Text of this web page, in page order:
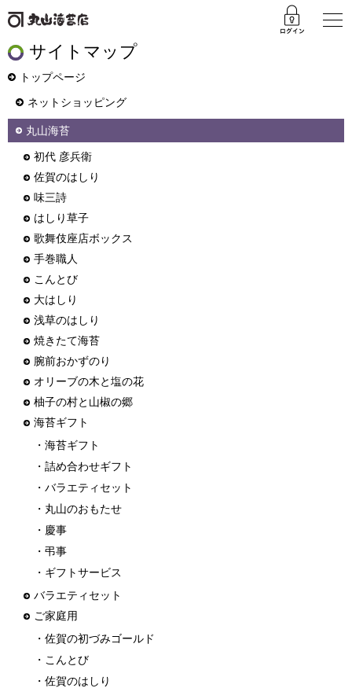
サイトマップ
トップページ
ネットショッピング
丸山海苔
初代 彦兵衛
佐賀のはしり
味三詩
はしり草子
歌舞伎座店ボックス
手巻職人
こんとび
大はしり
浅草のはしり
焼きたて海苔
腕前おかずのり
オリーブの木と塩の花
柚子の村と山椒の郷
海苔ギフト
・海苔ギフト
・詰め合わせギフト
・バラエティセット
・丸山のおもたせ
・慶事
・弔事
・ギフトサービス
バラエティセット
ご家庭用
・佐賀の初づみゴールド
・こんとび
・佐賀のはしり